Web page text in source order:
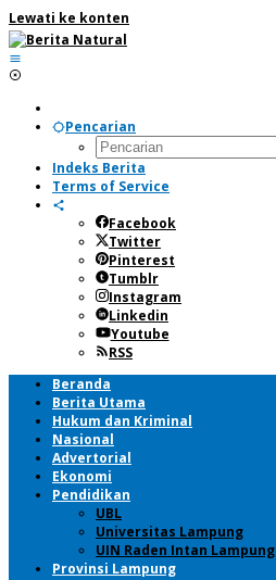
Lewati ke konten
Pencarian
Indeks Berita
Terms of Service
Facebook
Twitter
Pinterest
Tumblr
Instagram
Linkedin
Youtube
RSS
Beranda
Berita Utama
Hukum dan Kriminal
Nasional
Advertorial
Ekonomi
Pendidikan
UBL
Universitas Lampung
UIN Raden Intan Lampung
Provinsi Lampung